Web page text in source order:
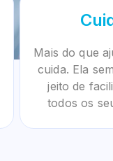
Mais do que
cuida. Ela
jeito de
todos os